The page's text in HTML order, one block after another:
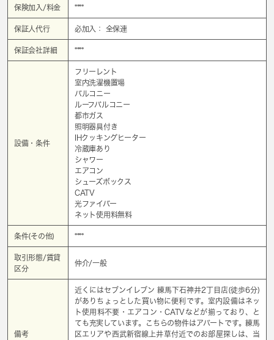
保険加入/料金 ****
保証人代行 必加入： 全保連
保証会社詳細 ****
設備・条件
フリーレント
室内洗濯機置場
バルコニー
ルーフバルコニー
都市ガス
照明器具付き
IHクッキングヒーター
冷蔵庫あり
シャワー
エアコン
シューズボックス
CATV
光ファイバー
ネット使用料無料
条件(その他) ****
取引形態/賃貸
区分
仲介/一般
備考
近くにはセブンイレブン 練馬下石神井2丁目店(徒歩6分)
がありちょっとした買い物に便利です。室内設備はネッ
ト使用料不要・エアコン・CATVなどが揃っており、と
ても充実しています。こちらの物件はアパートです。練馬
区エリアや西武新宿線上井草付近でのお部屋探しは、当